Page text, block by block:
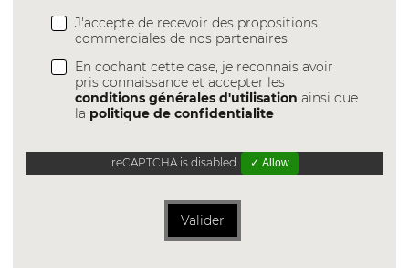
J'accepte de recevoir des propositions
commerciales de nos partenaires
En cochant cette case, je reconnais avoir
pris connaissance et accepter les
conditions générales d'utilisation ainsi que
la politique de confidentialite
reCAPTCHA is disabled. ✓ Allow
Valider